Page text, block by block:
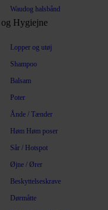
Waudog halsbånd
og Hygiejne
Lopper og utøj
Shampoo
Balsam
Poter
Ånde / Tænder
Høm Høm poser
Sår / Hotspot
Øjne / Ører
Beskyttelseskrave
Dørmåtte